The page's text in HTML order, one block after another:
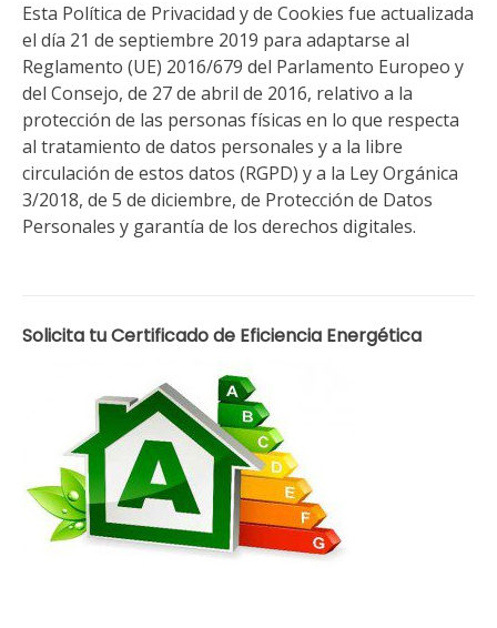
Esta Política de Privacidad y de Cookies fue actualizada
el día 21 de septiembre 2019 para adaptarse al
Reglamento (UE) 2016/679 del Parlamento Europeo y
del Consejo, de 27 de abril de 2016, relativo a la
protección de las personas físicas en lo que respecta
al tratamiento de datos personales y a la libre
circulación de estos datos (RGPD) y a la Ley Orgánica
3/2018, de 5 de diciembre, de Protección de Datos
Personales y garantía de los derechos digitales.
Solicita tu Certificado de Eficiencia Energética